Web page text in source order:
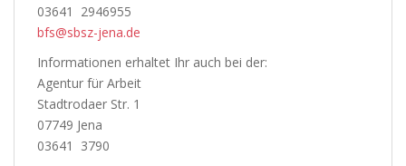
03641 2946955
bfs@sbsz-jena.de
Informationen erhaltet Ihr auch bei der:
Agentur für Arbeit
Stadtrodaer Str. 1
07749 Jena
03641 3790